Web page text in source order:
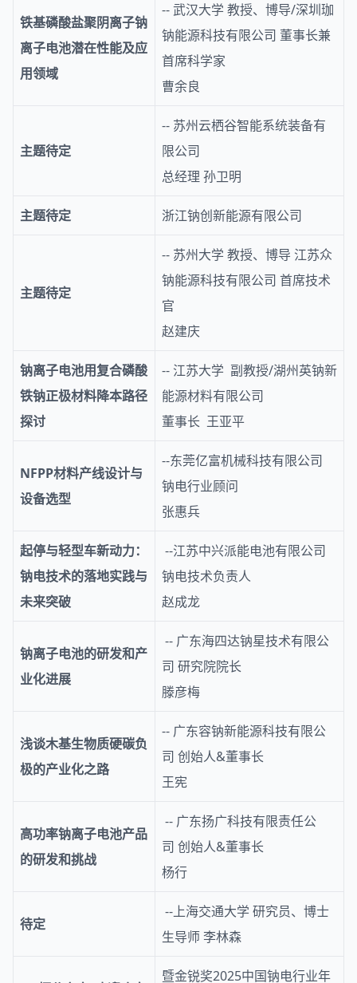
铁基磷酸盐聚阴离子钠
离子电池潜在性能及应
用领域
-- 武汉大学 教授、博导/深圳珈
钠能源科技有限公司 董事长兼
首席科学家
曹余良
主题待定
-- 苏州云栖谷智能系统装备有
限公司
总经理 孙卫明
主题待定 浙江钠创新能源有限公司
主题待定
-- 苏州大学 教授、博导 江苏众
钠能源科技有限公司 首席技术
官
赵建庆
钠离子电池用复合磷酸
铁钠正极材料降本路径
探讨
-- 江苏大学 副教授/湖州英钠新
能源材料有限公司
董事长 王亚平
NFPP材料产线设计与
设备选型
--东莞亿富机械科技有限公司
钠电行业顾问
张惠兵
起停与轻型车新动力：
钠电技术的落地实践与
未来突破
--江苏中兴派能电池有限公司
钠电技术负责人
赵成龙
钠离子电池的研发和产
业化进展
-- 广东海四达钠星技术有限公
司 研究院院长
滕彦梅
浅谈木基生物质硬碳负
极的产业化之路
-- 广东容钠新能源科技有限公
司 创始人&董事长
王宪
高功率钠离子电池产品
的研发和挑战
-- 广东扬广科技有限责任公
司 创始人&董事长
杨行
待定
--上海交通大学 研究员、博士
生导师 李林森
暨金锐奖2025中国钠电行业年